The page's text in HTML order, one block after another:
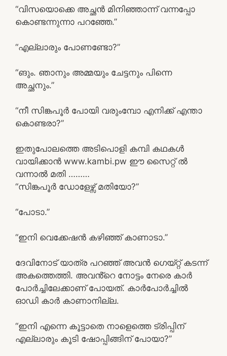
“വിസയൊക്കെ അച്ഛൻ മിനിഞ്ഞാന്ന് വന്നപ്പോ
കൊണ്ടന്നുന്നാ പറഞ്ഞേ.”
“എല്ലാരും പോണണ്ടോ?”
“ങും. ഞാനും അമ്മയും ചേട്ടനും പിന്നെ
അച്ഛനും.”
“നീ സിങ്കപൂർ പോയി വരുംമ്പോ എനിക്ക് എന്താ
കൊണ്ടരാ?”
ഇതുപോലത്തെ അടിപൊളി കമ്പി കഥകൾ
വായിക്കാൻ www.kambi.pw ഈ സൈറ്റ് ൽ
വന്നാൽ മതി ………
“സിങ്കപൂർ ഡോളേഴ്സ് മതിയോ?”
“പോടാ.”
“ഇനി വെക്കേഷൻ കഴിഞ്ഞ് കാണാടാ.”
ദേവിനോട് യാത്ര പറഞ്ഞ് അവൻ ഗെയ്റ്റ് കടന്ന്
അകത്തെത്തി. അവൻ്റെ നോട്ടം നേരെ കാർ
പോർച്ചിലേക്കാണ് പോയത്. കാർപോർച്ചിൽ
ഓഡി കാർ കാണാനില്ല.
“ഇനി എന്നെ കൂട്ടാതെ നാളെത്തെ ട്രിപ്പിന്
എല്ലാരും കൂടി ഷോപ്പിങ്ങിന് പോയാ?”